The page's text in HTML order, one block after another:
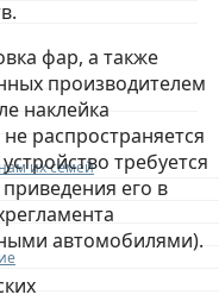
их семей
фар, а также
производителем
наклейка
распространяется
требуется
его в
автомобилями).